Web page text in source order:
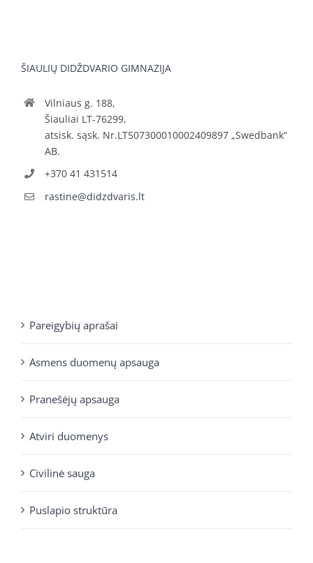
ŠIAULIŲ DIDŽDVARIO GIMNAZIJA
Vilniaus g. 188,
Šiauliai LT-76299,
atsisk. sąsk. Nr.LT507300010002409897 „Swedbank“
AB.
+370 41 431514
rastine@didzdvaris.lt
Pareigybių aprašai
Asmens duomenų apsauga
Pranešėjų apsauga
Atviri duomenys
Civilinė sauga
Puslapio struktūra